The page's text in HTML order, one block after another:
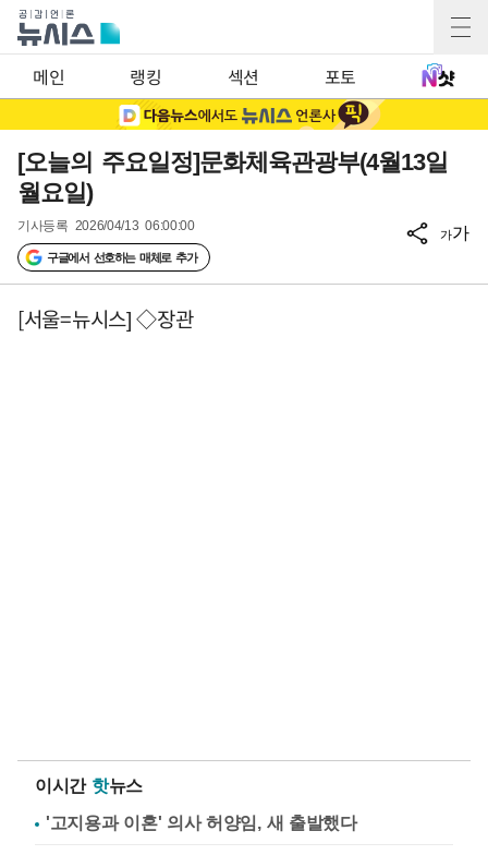
메인 랭킹 섹션 포토
[오늘의 주요일정]문화체육관광부(4월13일
월요일)
기사등록 2026/04/13 06:00:00
구글에서 선호하는 매체로 추가
가가
[서울=뉴시스] ◇장관
이시간 핫뉴스
'고지용과 이혼' 의사 허양임, 새 출발했다